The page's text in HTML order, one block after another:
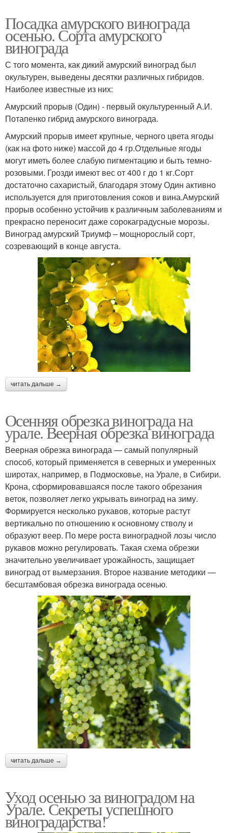
Посадка амурского винограда
осенью. Сорта амурского
винограда
С того момента, как дикий амурский виноград был
окультурен, выведены десятки различных гибридов.
Наиболее известные из них:
Амурский прорыв (Один) - первый окультуренный А.И.
Потапенко гибрид амурского винограда.
Амурский прорыв имеет крупные, черного цвета ягоды
(как на фото ниже) массой до 4 гр.Отдельные ягоды
могут иметь более слабую пигментацию и быть темно-
розовыми. Грозди имеют вес от 400 г до 1 кг.Сорт
достаточно сахаристый, благодаря этому Один активно
используется для приготовления соков и вина.Амурский
прорыв особенно устойчив к различным заболеваниям и
прекрасно переносит даже сорокаградусные морозы.
Виноград амурский Триумф – мощнорослый сорт,
созревающий в конце августа.
читать дальше →
Осенняя обрезка винограда на
урале. Веерная обрезка винограда
Веерная обрезка винограда — самый популярный
способ, который применяется в северных и умеренных
широтах, например, в Подмосковье, на Урале, в Сибири.
Крона, сформировавшаяся после такого обрезания
веток, позволяет легко укрывать виноград на зиму.
Формируется несколько рукавов, которые растут
вертикально по отношению к основному стволу и
образуют веер. По мере роста виноградной лозы число
рукавов можно регулировать. Такая схема обрезки
значительно увеличивает урожайность, защищает
виноград от вымерзания. Второе название методики —
бесштамбовая обрезка винограда осенью.
читать дальше →
Уход осенью за виноградом на
Урале. Секреты успешного
виноградарства!